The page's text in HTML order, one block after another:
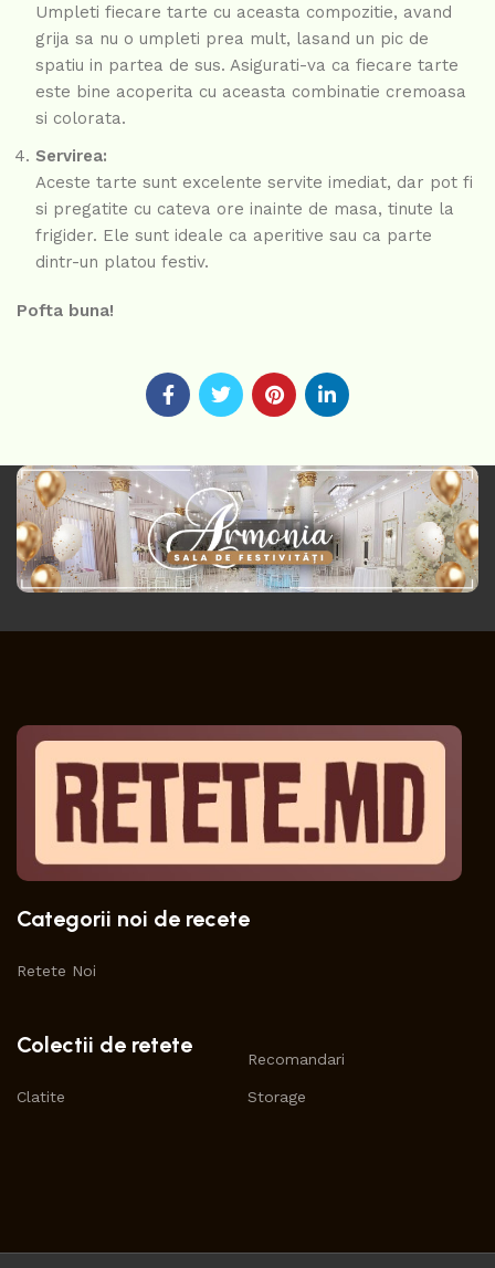
Umpleti fiecare tarte cu aceasta compozitie, avand
grija sa nu o umpleti prea mult, lasand un pic de
spatiu in partea de sus. Asigurati-va ca fiecare tarte
este bine acoperita cu aceasta combinatie cremoasa
si colorata.
Servirea:
Aceste tarte sunt excelente servite imediat, dar pot fi
si pregatite cu cateva ore inainte de masa, tinute la
frigider. Ele sunt ideale ca aperitive sau ca parte
dintr-un platou festiv.
Pofta buna!
Categorii noi de recete
Retete Noi
Colectii de retete
Clatite
Recomandari
Storage